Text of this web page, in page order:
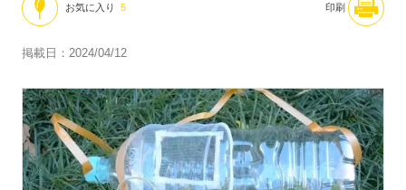
お気に入り 5 印刷
掲載日：2024/04/12